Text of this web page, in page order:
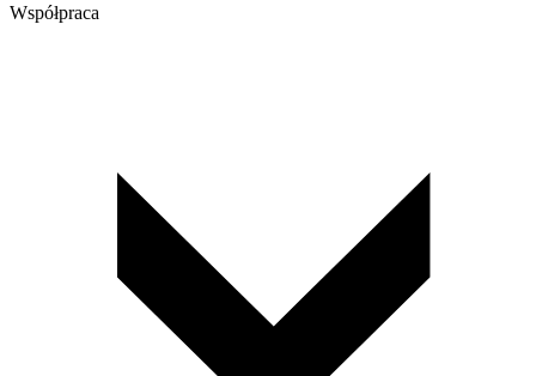
Współpraca